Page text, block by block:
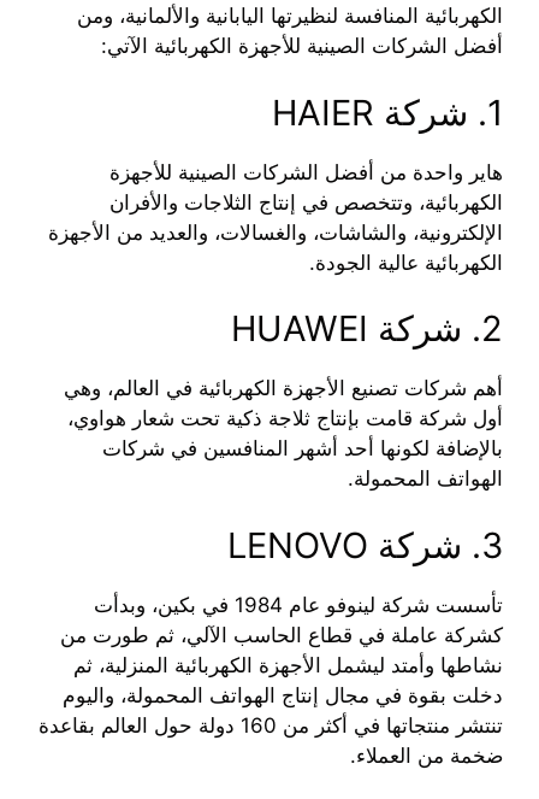
الكهربائية المنافسة لنظيرتها اليابانية والألمانية، ومن
أفضل الشركات الصينية للأجهزة الكهربائية الآتي:
1. شركة HAIER
هاير واحدة من أفضل الشركات الصينية للأجهزة
الكهربائية، وتتخصص في إنتاج الثلاجات والأفران
الإلكترونية، والشاشات، والغسالات، والعديد من الأجهزة
الكهربائية عالية الجودة.
2. شركة HUAWEI
أهم شركات تصنيع الأجهزة الكهربائية في العالم، وهي
أول شركة قامت بإنتاج ثلاجة ذكية تحت شعار هواوي،
بالإضافة لكونها أحد أشهر المنافسين في شركات
الهواتف المحمولة.
3. شركة LENOVO
تأسست شركة لينوفو عام 1984 في بكين، وبدأت
كشركة عاملة في قطاع الحاسب الآلي، ثم طورت من
نشاطها وأمتد ليشمل الأجهزة الكهربائية المنزلية، ثم
دخلت بقوة في مجال إنتاج الهواتف المحمولة، واليوم
تنتشر منتجاتها في أكثر من 160 دولة حول العالم بقاعدة
ضخمة من العملاء.